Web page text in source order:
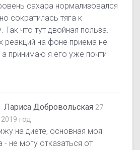
сахара нормализовался
сократилась тяга к
Так что тут двойная польза.
реакций на фоне приема не
а принимаю я его уже почти
Лариса Добровольская 27
год
на диете, основная моя
- не могу отказаться от